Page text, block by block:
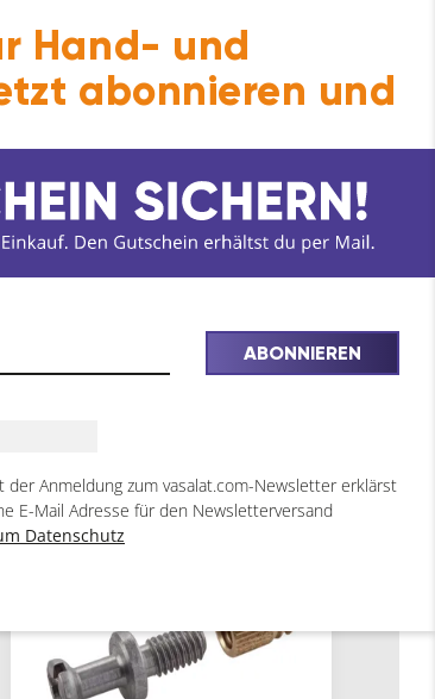
Hand- und
abonnieren und
ABONNIEREN
Anmeldung zum vasalat.com-Newsletter erklärst
E-Mail Adresse für den Newsletterversand
Datenschutz